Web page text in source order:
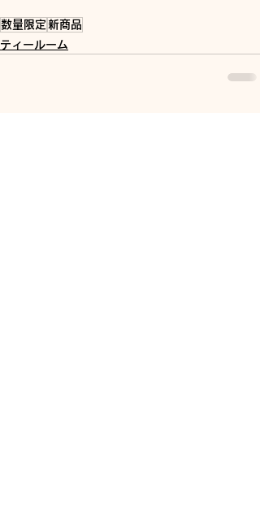
数量限定 新商品
ティールーム